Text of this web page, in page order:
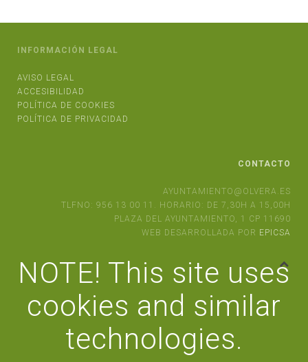
INFORMACIÓN LEGAL
AVISO LEGAL
ACCESIBILIDAD
POLÍTICA DE COOKIES
POLÍTICA DE PRIVACIDAD
CONTACTO
AYUNTAMIENTO@OLVERA.ES
TLFNO: 956 13 00 11. HORARIO: DE 7,30H A 15,00H
PLAZA DEL AYUNTAMIENTO, 1 CP 11690
WEB DESARROLLADA POR EPICSA
NOTE! This site uses
cookies and similar
technologies.